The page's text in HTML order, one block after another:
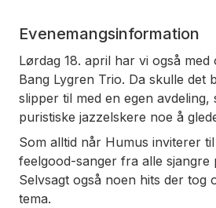
Evenemangsinformation
Lørdag 18. april har vi også med
Bang Lygren Trio. Da skulle det
slipper til med en egen avdeling,
puristiske jazzelskere noe å
Som alltid når Humus inviterer
feelgood-sanger fra alle sjangre
Selvsagt også noen hits der tog
tema.